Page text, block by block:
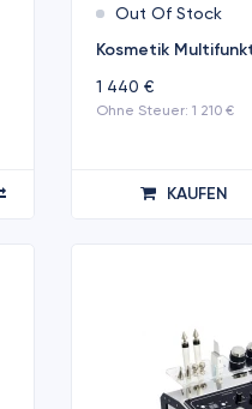
Out Of Stock
Kosmetik
1 440 €
Ohne Steuer: 1 210 €
KAUFEN